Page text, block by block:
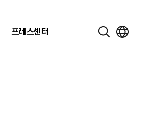
프레스센터